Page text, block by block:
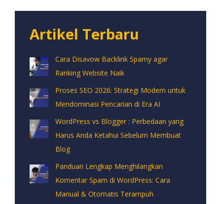
Artikel Terbaru
Cara Disavow Backlink Spamy agar
Ranking Website Naik
Proses SEO 2026: Strategi Modern untuk
Mendominasi Pencarian di Era AI
WordPress vs Blogger : Perbedaan yang
Harus Anda Ketahui Sebelum Membuat
Blog
Panduan Lengkap Menghilangkan
Komentar Spam di WordPress: Cara
Manual & Otomatis Terampuh